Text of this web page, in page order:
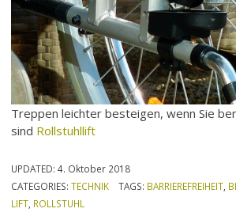
Treppen leichter besteigen, wenn Sie
sind Rollstuhllift
UPDATED:4. Oktober 2018
CATEGORIES:TECHNIK TAGS: BARRIEREFREIHEIT,
LIFT ROLLSTUHL